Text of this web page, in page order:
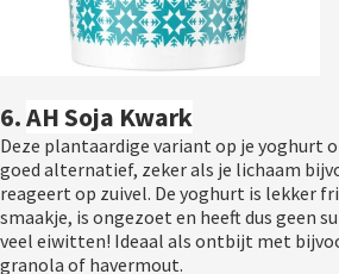
6. AH Soja Kwark
Deze plantaardige variant op je yoghurt
goed alternatief, zeker als je lichaam
reageert op zuivel. De yoghurt is lekker
smaakje, is ongezoet en heeft dus geen
veel eiwitten! Ideaal als ontbijt met
granola of havermout.